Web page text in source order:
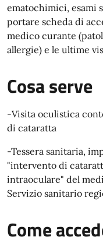
ematochimici, esami
portare scheda di
medico curante
allergie) e le ultime
Cosa serve
-Visita oculistica
di cataratta
-Tessera sanitaria,
"intervento di
intraoculare" del
Servizio sanitario
Come